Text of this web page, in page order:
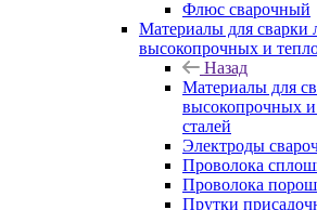
Флюс сварочный
Материалы для сварки
высокопрочных и
Назад
Материалы для
высокопрочных
сталей
Электроды
Проволока
Проволока
Прутки